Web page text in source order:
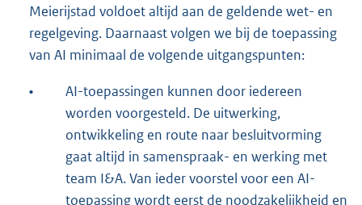
Meierijstad voldoet altijd aan de geldende wet- en
regelgeving. Daarnaast volgen we bij de toepassing
van AI minimaal de volgende uitgangspunten:
•
AI-toepassingen kunnen door iedereen
worden voorgesteld. De uitwerking,
ontwikkeling en route naar besluitvorming
gaat altijd in samenspraak- en werking met
team I&A. Van ieder voorstel voor een AI-
toepassing wordt eerst de noodzakelijkheid en